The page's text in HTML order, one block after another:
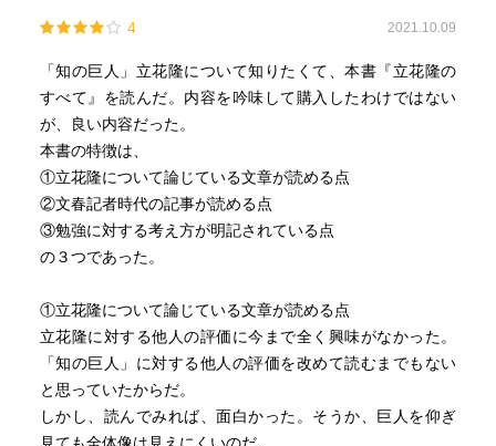
4 2021.10.09
「知の巨人」立花隆について知りたくて、本書『立花隆の
すべて』を読んだ。内容を吟味して購入したわけではない
が、良い内容だった。
本書の特徴は、
①立花隆について論じている文章が読める点
②文春記者時代の記事が読める点
③勉強に対する考え方が明記されている点
の３つであった。
①立花隆について論じている文章が読める点
立花隆に対する他人の評価に今まで全く興味がなかった。
「知の巨人」に対する他人の評価を改めて読むまでもない
と思っていたからだ。
しかし、読んでみれば、面白かった。そうか、巨人を仰ぎ